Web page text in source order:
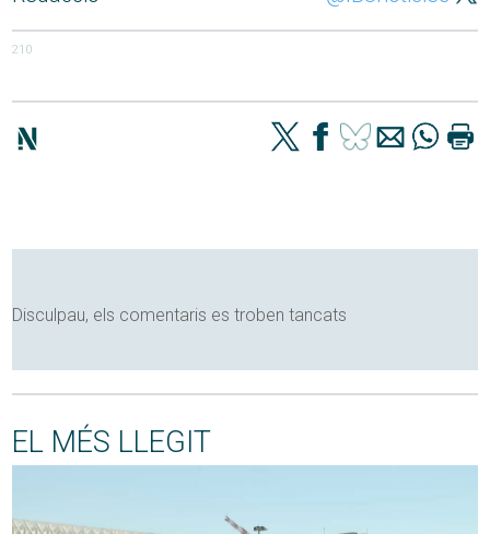
210
Disculpau, els comentaris es troben tancats
EL MÉS LLEGIT